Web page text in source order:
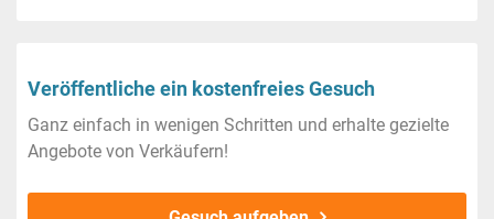
Veröffentliche ein kostenfreies Gesuch
Ganz einfach in wenigen Schritten und erhalte gezielte
Angebote von Verkäufern!